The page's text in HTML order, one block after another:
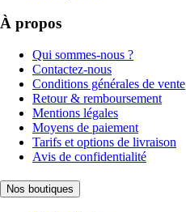
À propos
Qui sommes-nous ?
Contactez-nous
Conditions générales de vente
Retour & remboursement
Mentions légales
Moyens de paiement
Tarifs et options de livraison
Avis de confidentialité
Nos boutiques